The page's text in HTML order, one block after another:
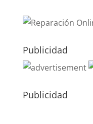
Publicidad
Publicidad